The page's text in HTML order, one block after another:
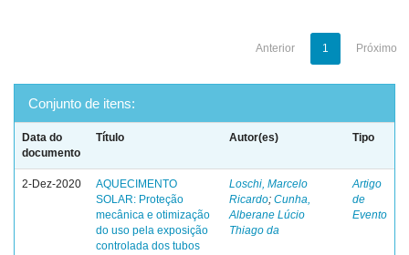
Anterior 1 Próximo
Conjunto de itens:
Data do
documento
Título Autor(es) Tipo
2-Dez-2020
AQUECIMENTO
SOLAR: Proteção
mecânica e otimização
do uso pela exposição
controlada dos tubos
Loschi, Marcelo
Ricardo; Cunha,
Alberane Lúcio
Thiago da
Artigo
de
Evento